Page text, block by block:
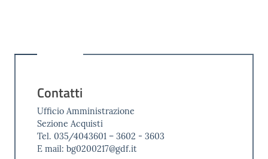
Contatti
Ufficio Amministrazione
Sezione Acquisti
Tel. 035/4043601 – 3602 - 3603
E mail: bg0200217@gdf.it